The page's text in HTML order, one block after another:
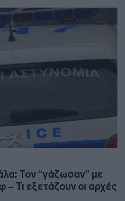
Τον “γάζωσαν” με
– Τι εξετάζουν οι αρχές